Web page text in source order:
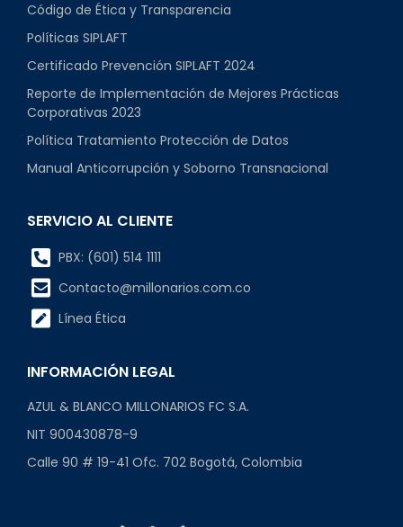
Código de Ética y Transparencia
Políticas SIPLAFT
Certificado Prevención SIPLAFT 2024
Reporte de Implementación de Mejores Prácticas
Corporativas 2023
Política Tratamiento Protección de Datos
Manual Anticorrupción y Soborno Transnacional
SERVICIO AL CLIENTE
PBX: (601) 514 1111
Contacto@millonarios.com.co
Línea Ética
INFORMACIÓN LEGAL
AZUL & BLANCO MILLONARIOS FC S.A.
NIT 900430878-9
Calle 90 # 19-41 Ofc. 702 Bogotá, Colombia